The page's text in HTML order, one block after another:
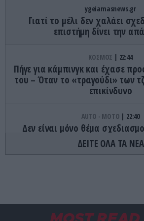
ygeiamasnews.gr
Γιατί το μέλι δεν χαλάει
επιστήμη δίνει την
ΚΟΣΜΟΣ 22:44
Πήγε για κάμπινγκ και έχασε
του – Όταν το «τραγούδι» των
επικίνδυνο
AUTO - MOTO 22:40
Δεν είναι μόνο θέμα
πίσω φώτα των αυτοκινήτων
χρώμα
ΔΕΙΤΕ ΟΛΑ ΤΑ ΝΕΑ